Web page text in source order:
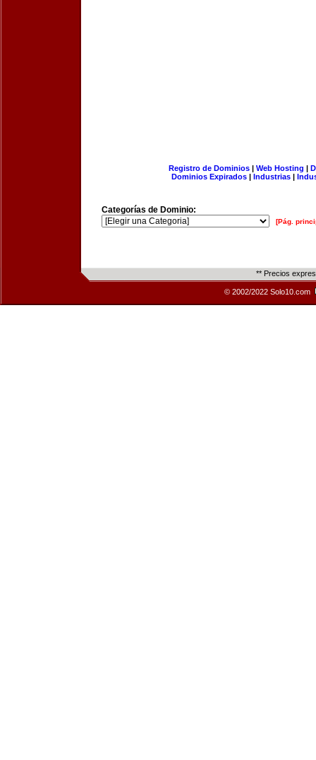
Registro de Dominios| Web Hosting |
Dominios Expirados | Industrias |
Categorías de Dominio:
[Pág.
** Precios
© 2002/2022 Solo10.com